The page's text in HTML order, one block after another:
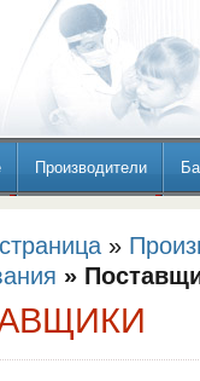
Производители
»
»